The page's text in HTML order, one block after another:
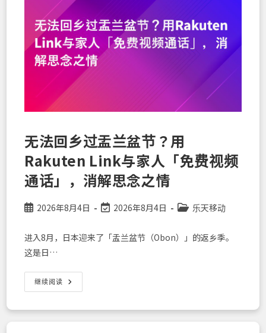
搞
定！】
乐
天
移
动
ESIM
——
地
0
可
的
「短
期
居
回
国
设
置
南
无法回乡过盂兰盆节？用
Rakuten Link与家人「免费视频
通话」，消解思念之情
Post2026年8月4日
Post
modified:
2026年8月4日
Post乐天移动
进入8月，日本迎来了「盂兰盆节（Obon）」的返乡季。
这是日…
继续阅读 无
法
过